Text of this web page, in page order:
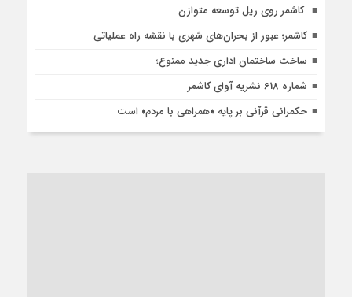
کاشمر روی ریل توسعه متوازن
کاشمر؛ عبور از بحران‌های شهری با نقشه راه عملیاتی
ساخت ساختمان اداری جدید ممنوع؛
شماره 618 نشریه آوای کاشمر
حکمرانی قرآنی بر پایه «همراهی با مردم» است